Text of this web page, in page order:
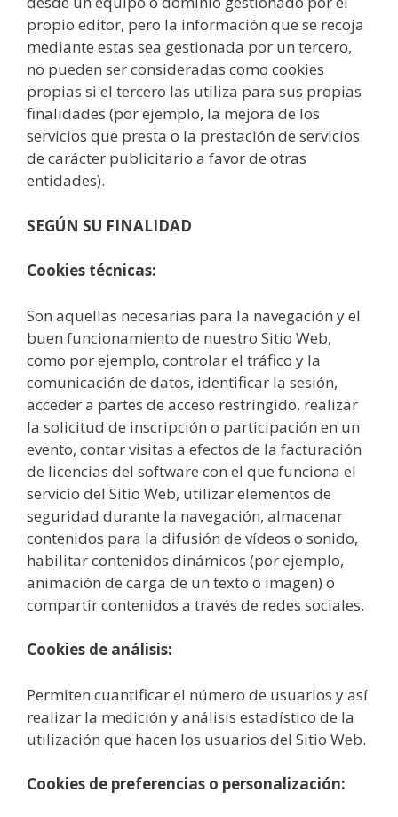
propio editor, pero la información que se recoja
mediante estas sea gestionada por un tercero,
no pueden ser consideradas como cookies
propias si el tercero las utiliza para sus propias
finalidades (por ejemplo, la mejora de los
servicios que presta o la prestación de servicios
de carácter publicitario a favor de otras
entidades).
SEGÚN SU FINALIDAD
Cookies técnicas:
Son aquellas necesarias para la navegación y el
buen funcionamiento de nuestro Sitio Web,
como por ejemplo, controlar el tráfico y la
comunicación de datos, identificar la sesión,
acceder a partes de acceso restringido, realizar
la solicitud de inscripción o participación en un
evento, contar visitas a efectos de la facturación
de licencias del software con el que funciona el
servicio del Sitio Web, utilizar elementos de
seguridad durante la navegación, almacenar
contenidos para la difusión de vídeos o sonido,
habilitar contenidos dinámicos (por ejemplo,
animación de carga de un texto o imagen) o
compartir contenidos a través de redes sociales.
Cookies de análisis:
Permiten cuantificar el número de usuarios y así
realizar la medición y análisis estadístico de la
utilización que hacen los usuarios del Sitio Web.
Cookies de preferencias o personalización: